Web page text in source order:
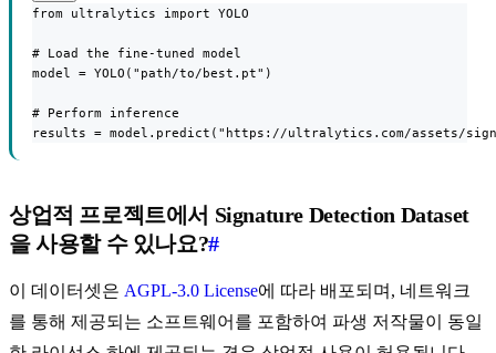
from ultralytics import YOLO
# Load the fine-tuned model
model = YOLO("path/to/best.pt")
# Perform inference
results = model.predict("https://ultralytics.com/assets/
상업적 프로젝트에서 Signature Detection Dataset
을 사용할 수 있나요?#
이 데이터셋은 AGPL-3.0 License에 따라 배포되며, 네트워크
를 통해 제공되는 소프트웨어를 포함하여 파생 저작물이 동일